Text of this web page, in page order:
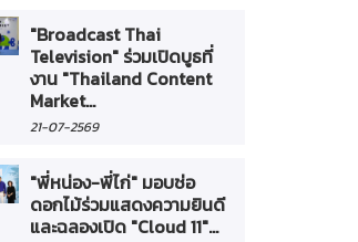
"Broadcast Thai
Television" ร่วมเปิดบูธที่
งาน "Thailand Content
Market...
21-07-2569
"พี่หน่อง-พี่ไก่" มอบช่อ
ดอกไม้ร่วมแสดงความยินดี
และฉลองเปิด "Cloud 11"...